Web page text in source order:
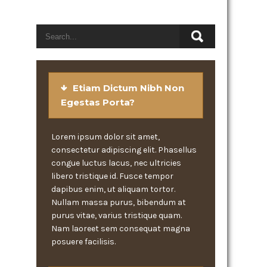
Etiam Dictum Nibh Non
Egestas Porta?
Lorem ipsum dolor sit amet,
consectetur adipiscing elit. Phasellus
congue luctus lacus, nec ultricies
libero tristique id. Fusce tempor
dapibus enim, ut aliquam tortor.
Nullam massa purus, bibendum at
purus vitae, varius tristique quam.
Nam laoreet sem consequat magna
posuere facilisis.